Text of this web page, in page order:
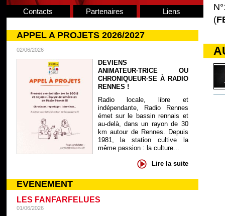
Contacts Partenaires Liens
APPEL A PROJETS 2026/2027
02/06/2026
DEVIENS
ANIMATEUR·TRICE OU
CHRONIQUEUR·SE À RADIO
RENNES !
Radio locale, libre et
indépendante, Radio Rennes
émet sur le bassin rennais et
au-delà, dans un rayon de 30
km autour de Rennes. Depuis
1981, la station cultive la
même passion : la culture...
Lire la suite
EVENEMENT
LES FANFARFELUES
01/06/2026
(